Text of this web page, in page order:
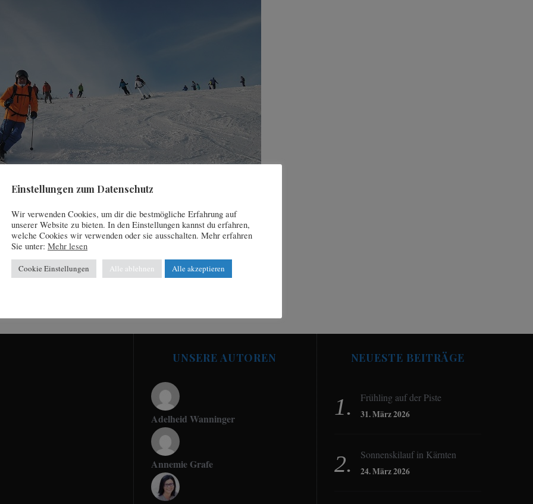
UNSERE AUTOREN
Adelheid Wanninger
Annemie Grafe
NEUESTE BEITRÄGE
Frühling auf der Piste
31. März 2026
Sonnenskilauf in Kärnten
24. März 2026
Einstellungen zum Datenschutz
Wir verwenden Cookies, um dir die bestmögliche Erfahrung auf
unserer Website zu bieten. In den Einstellungen kannst du erfahren,
welche Cookies wir verwenden oder sie ausschalten. Mehr erfahren
Sie unter: Mehr lesen
Cookie Einstellungen Alle ablehnen Alle akzeptieren